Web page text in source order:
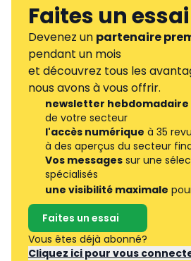
Faites un essai
Devenez un partenaire
pendant un mois
et découvrez tous les
nous avons à vous offrir.
newsletter hebdomadaire
de votre secteur
l'accès numérique à 35
à des aperçus du secteur
Vos messages sur une
spécialisés
une visibilité maximale
Faites un essai
Vous êtes déjà abonné?
Cliquez ici pour vous